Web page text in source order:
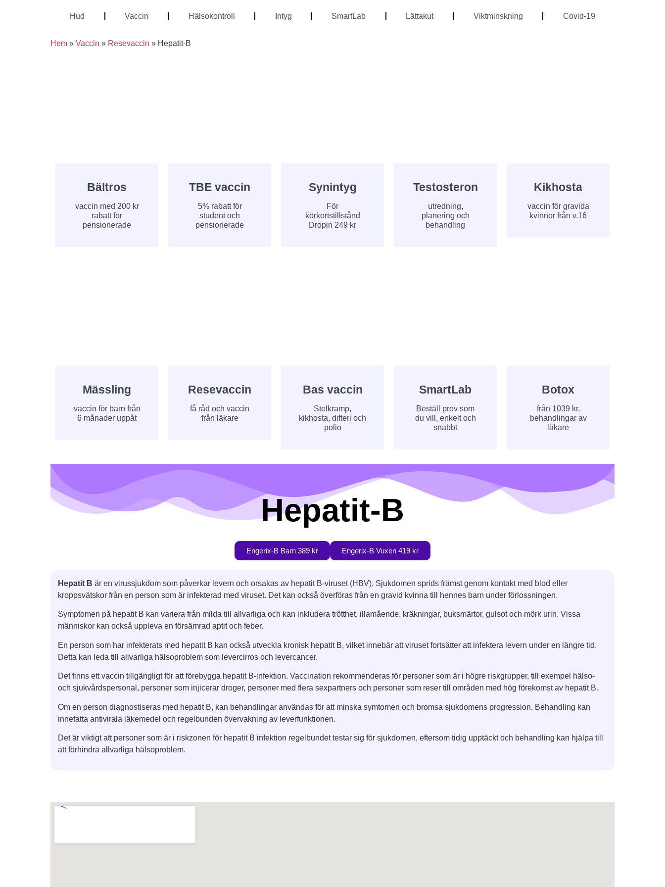
Hud Vaccin Hälsokontroll Intyg SmartLab Lättakut Viktminskning Covid-19
Hem » Vaccin » Resevaccin » Hepatit-B
Bältros
vaccin med 200 kr
rabatt för
pensionerade
TBE vaccin
5% rabatt för
student och
pensionerade
Synintyg
För
körkortstillstånd
Dropin 249 kr
Testosteron
utredning,
planering och
behandling
Kikhosta
vaccin för gravida
kvinnor från v.16
Mässling
vaccin för barn från
6 månader uppåt
Resevaccin
få råd och vaccin
från läkare
Bas vaccin
Stelkramp,
kikhosta, difteri och
polio
SmartLab
Beställ prov som
du vill, enkelt och
snabbt
Botox
från 1039 kr,
behandlingar av
läkare
Hepatit-B
Engerix-B Barn 389 kr Engerix-B Vuxen 419 kr
Hepatit B är en virussjukdom som påverkar levern och orsakas av hepatit B-viruset (HBV). Sjukdomen sprids främst genom kontakt med blod eller
kroppsvätskor från en person som är infekterad med viruset. Det kan också överföras från en gravid kvinna till hennes barn under förlossningen.
Symptomen på hepatit B kan variera från milda till allvarliga och kan inkludera trötthet, illamående, kräkningar, buksmärtor, gulsot och mörk urin. Vissa
människor kan också uppleva en försämrad aptit och feber.
En person som har infekterats med hepatit B kan också utveckla kronisk hepatit B, vilket innebär att viruset fortsätter att infektera levern under en längre tid.
Detta kan leda till allvarliga hälsoproblem som levercirros och levercancer.
Det finns ett vaccin tillgängligt för att förebygga hepatit B-infektion. Vaccination rekommenderas för personer som är i högre riskgrupper, till exempel hälso-
och sjukvårdspersonal, personer som injicerar droger, personer med flera sexpartners och personer som reser till områden med hög förekomst av hepatit B.
Om en person diagnostiseras med hepatit B, kan behandlingar användas för att minska symtomen och bromsa sjukdomens progression. Behandling kan
innefatta antivirala läkemedel och regelbunden övervakning av leverfunktionen.
Det är viktigt att personer som är i riskzonen för hepatit B infektion regelbundet testar sig för sjukdomen, eftersom tidig upptäckt och behandling kan hjälpa till
att förhindra allvarliga hälsoproblem.